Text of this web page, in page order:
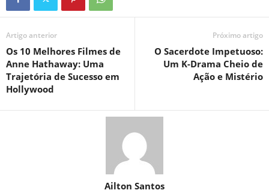
Artigo anterior
Os 10 Melhores Filmes de
Anne Hathaway: Uma
Trajetória de Sucesso em
Hollywood
Próximo artigo
O Sacerdote Impetuoso:
Um K-Drama Cheio de
Ação e Mistério
Ailton Santos